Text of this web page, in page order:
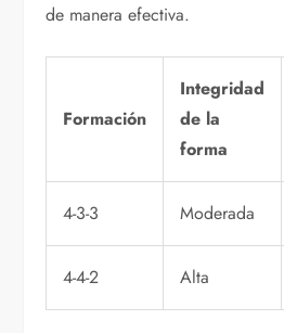
de manera efectiva.
Formación
Integridad
de la
forma
4-3-3 Moderada
4-4-2 Alta